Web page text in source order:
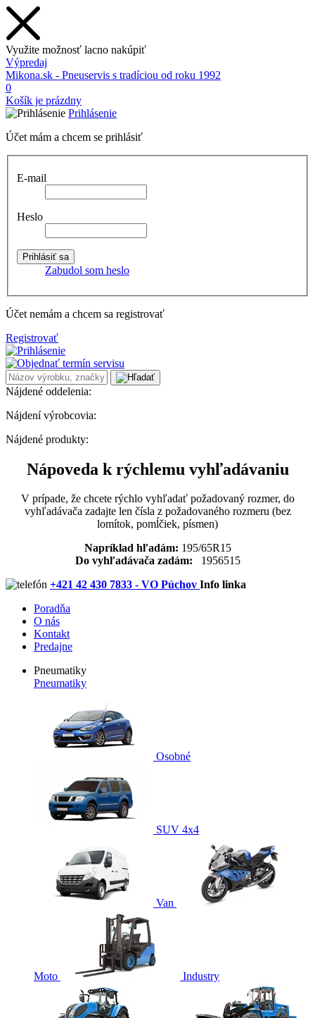
Využite možnosť lacno nakúpiť
Výpredaj
Mikona.sk - Pneuservis s tradíciou od roku 1992
0
Košík je prázdny
Prihlásenie
Účet mám a chcem se prihlásiť
E-mail
Heslo
Zabudol som heslo
Účet nemám a chcem sa registrovať
Registrovať
Nájdené oddelenia:
Nájdení výrobcovia:
Nájdené produkty:
Nápoveda k rýchlemu vyhľadávaniu
V prípade, že chcete rýchlo vyhľadať požadovaný rozmer, do
vyhľadávača zadajte len čísla z požadovaného rozmeru (bez
lomítok, pomĺčiek, písmen)
Napríklad hľadám: 195/65R15
Do vyhľadávača zadám: 1956515
+421 42 430 7833 - VO Púchov Info linka
Poradňa
O nás
Kontakt
Predajne
Pneumatiky
Pneumatiky
Osobné
SUV 4x4
Van
Moto Industry